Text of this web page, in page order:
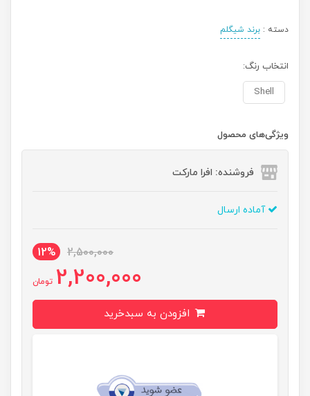
دسته : برند شیگلم
انتخاب رنگ:
Shell
ویژگی‌های محصول
فروشنده: افرا مارکت
آماده ارسال
2,500,000
12%
2,200,000 تومان